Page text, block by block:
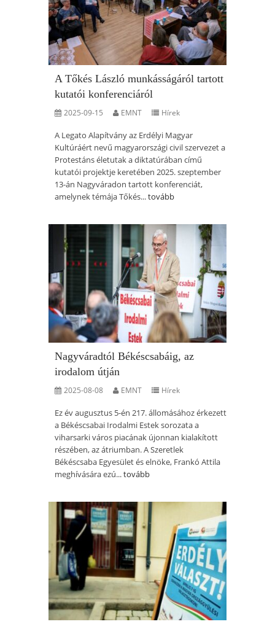
A Tőkés László munkásságáról tartott
kutatói konferenciáról
2025-09-15 EMNT Hírek
A Legato Alapítvány az Erdélyi Magyar
Kultúráért nevű magyarországi civil szervezet a
Protestáns életutak a diktatúrában című
kutatói projektje keretében 2025. szeptember
13-án Nagyváradon tartott konferenciát,
amelynek témája Tőkés...tovább
Nagyváradtól Békéscsabáig, az
irodalom útján
2025-08-08 EMNT Hírek
Ez év augusztus 5-én 217. állomásához érkezett
a Békéscsabai Irodalmi Estek sorozata a
viharsarki város piacának újonnan kialakított
részében, az átriumban. A Szeretlek
Békéscsaba Egyesület és elnöke, Frankó Attila
meghívására ezú...tovább